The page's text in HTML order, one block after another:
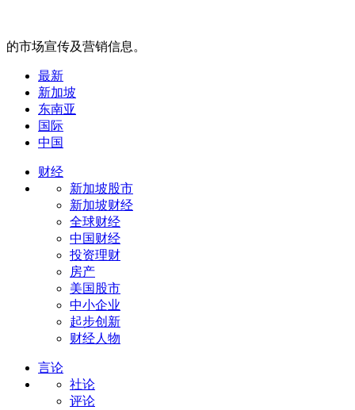
的市场宣传及营销信息。
最新
新加坡
东南亚
国际
中国
财经
新加坡股市
新加坡财经
全球财经
中国财经
投资理财
房产
美国股市
中小企业
起步创新
财经人物
言论
社论
评论